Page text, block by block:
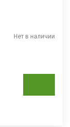
Нет в наличии